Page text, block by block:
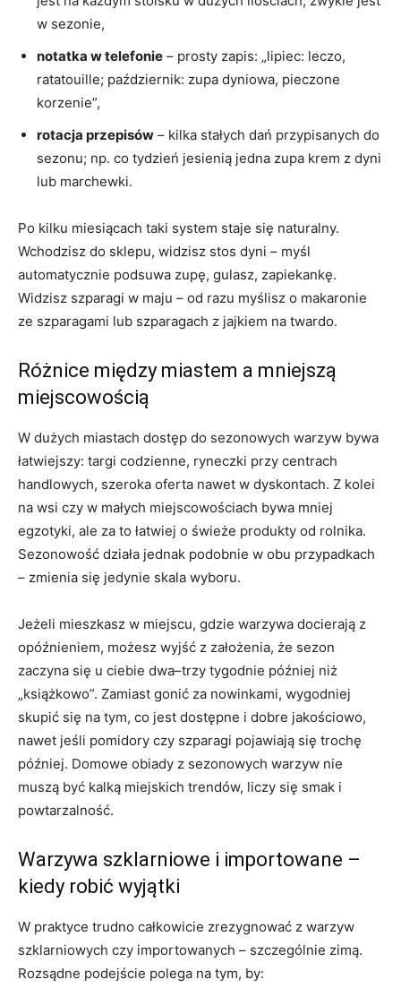
w sezonie,
notatka w telefonie – prosty zapis: „lipiec: leczo,
ratatouille; październik: zupa dyniowa, pieczone
korzenie”,
rotacja przepisów – kilka stałych dań przypisanych do
sezonu; np. co tydzień jesienią jedna zupa krem z dyni
lub marchewki.
Po kilku miesiącach taki system staje się naturalny.
Wchodzisz do sklepu, widzisz stos dyni – myśl
automatycznie podsuwa zupę, gulasz, zapiekankę.
Widzisz szparagi w maju – od razu myślisz o makaronie
ze szparagami lub szparagach z jajkiem na twardo.
Różnice między miastem a mniejszą
miejscowością
W dużych miastach dostęp do sezonowych warzyw bywa
łatwiejszy: targi codzienne, ryneczki przy centrach
handlowych, szeroka oferta nawet w dyskontach. Z kolei
na wsi czy w małych miejscowościach bywa mniej
egzotyki, ale za to łatwiej o świeże produkty od rolnika.
Sezonowość działa jednak podobnie w obu przypadkach
– zmienia się jedynie skala wyboru.
Jeżeli mieszkasz w miejscu, gdzie warzywa docierają z
opóźnieniem, możesz wyjść z założenia, że sezon
zaczyna się u ciebie dwa–trzy tygodnie później niż
„książkowo”. Zamiast gonić za nowinkami, wygodniej
skupić się na tym, co jest dostępne i dobre jakościowo,
nawet jeśli pomidory czy szparagi pojawiają się trochę
później. Domowe obiady z sezonowych warzyw nie
muszą być kalką miejskich trendów, liczy się smak i
powtarzalność.
Warzywa szklarniowe i importowane –
kiedy robić wyjątki
W praktyce trudno całkowicie zrezygnować z warzyw
szklarniowych czy importowanych – szczególnie zimą.
Rozsądne podejście polega na tym, by: